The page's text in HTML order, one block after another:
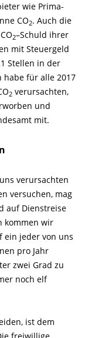
wie Prima-
CO2. Auch die
2–Schuld ihrer
mit Steuergeld
Stellen in der
habe für alle 2017
2 verursachten,
und
mit.
verursachten
versuchen, mag
auf Dienstreise
kommen wir
ein jeder von uns
pro Jahr
zwei Grad zu
noch elf
ist dem